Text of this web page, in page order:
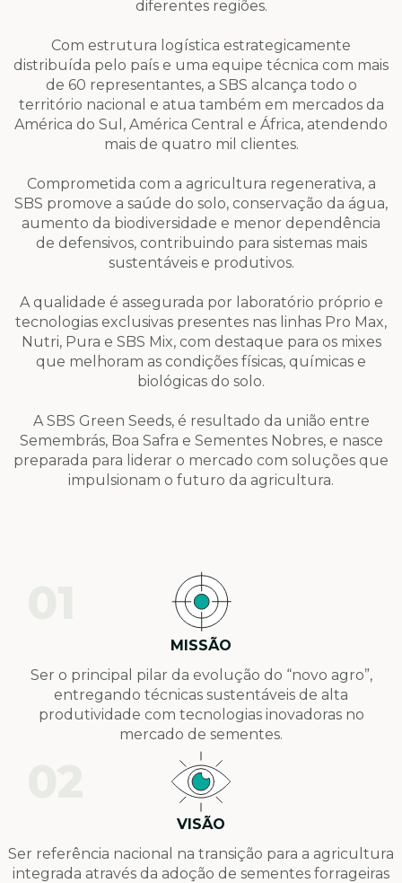
diferentes regiões.
Com estrutura logística estrategicamente
distribuída pelo país e uma equipe técnica com mais
de 60 representantes, a SBS alcança todo o
território nacional e atua também em mercados da
América do Sul, América Central e África, atendendo
mais de quatro mil clientes.
Comprometida com a agricultura regenerativa, a
SBS promove a saúde do solo, conservação da água,
aumento da biodiversidade e menor dependência
de defensivos, contribuindo para sistemas mais
sustentáveis e produtivos.
A qualidade é assegurada por laboratório próprio e
tecnologias exclusivas presentes nas linhas Pro Max,
Nutri, Pura e SBS Mix, com destaque para os mixes
que melhoram as condições físicas, químicas e
biológicas do solo.
A SBS Green Seeds, é resultado da união entre
Semembrás, Boa Safra e Sementes Nobres, e nasce
preparada para liderar o mercado com soluções que
impulsionam o futuro da agricultura.
MISSÃO
Ser o principal pilar da evolução do “novo agro”,
entregando técnicas sustentáveis de alta
produtividade com tecnologias inovadoras no
mercado de sementes.
VISÃO
Ser referência nacional na transição para a agricultura
integrada através da adoção de sementes forrageiras